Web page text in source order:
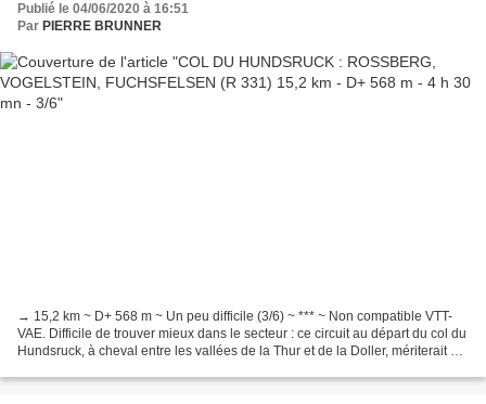
Publié le 04/06/2020 à 16:51
Par PIERRE BRUNNER
→ 15,2 km ~ D+ 568 m ~ Un peu difficile (3/6) ~ *** ~ Non compatible VTT-
VAE. Difficile de trouver mieux dans le secteur : ce circuit au départ du col du
Hundsruck, à cheval entre les vallées de la Thur et de la Doller, mériterait 4